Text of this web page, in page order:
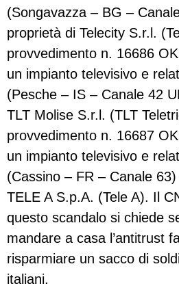
(Songavazza – BG –
proprietà di Telecity S.r.l.
provvedimento n. 16686
un impianto televisivo e
(Pesche – IS – Canale 42
TLT Molise S.r.l. (TLT
provvedimento n. 16687
un impianto televisivo e
(Cassino – FR – Canale
TELE A S.p.A. (Tele A). Il
questo scandalo si chiede
mandare a casa l’antitrust
risparmiare un sacco di
italiani.